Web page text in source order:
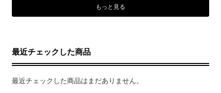
もっと見る
最近チェックした商品
最近チェックした商品はまだありません。